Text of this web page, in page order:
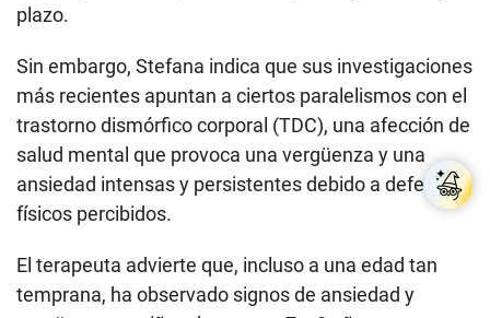
plazo.
Sin embargo, Stefana indica que sus investigaciones
más recientes apuntan a ciertos paralelismos con el
trastorno dismórfico corporal (TDC), una afección de
salud mental que provoca una vergüenza y una
ansiedad intensas y persistentes debido a defectos
físicos percibidos.
El terapeuta advierte que, incluso a una edad tan
temprana, ha observado signos de ansiedad y